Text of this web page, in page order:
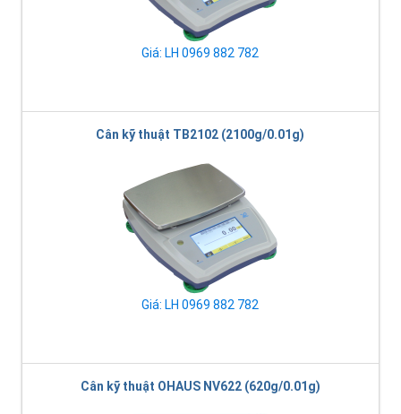
Giá: LH 0969 882 782
Cân kỹ thuật TB2102 (2100g/0.01g)
Giá: LH 0969 882 782
Cân kỹ thuật OHAUS NV622 (620g/0.01g)